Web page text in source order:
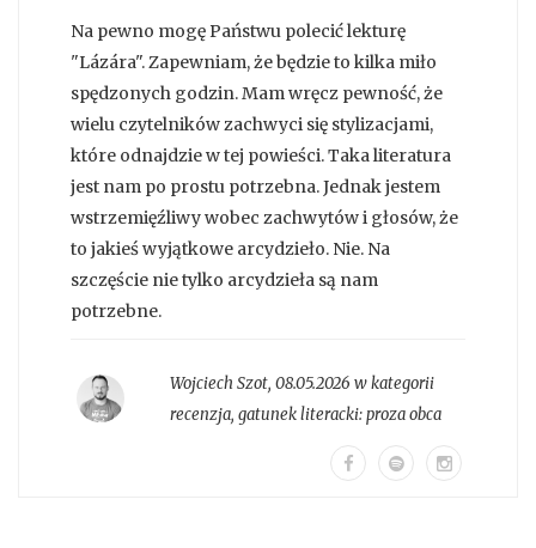
Na pewno mogę Państwu polecić lekturę
"Lázára". Zapewniam, że będzie to kilka miło
spędzonych godzin. Mam wręcz pewność, że
wielu czytelników zachwyci się stylizacjami,
które odnajdzie w tej powieści. Taka literatura
jest nam po prostu potrzebna. Jednak jestem
wstrzemięźliwy wobec zachwytów i głosów, że
to jakieś wyjątkowe arcydzieło. Nie. Na
szczęście nie tylko arcydzieła są nam
potrzebne.
Wojciech Szot, 08.05.2026 w kategorii
recenzja, gatunek literacki:proza obca